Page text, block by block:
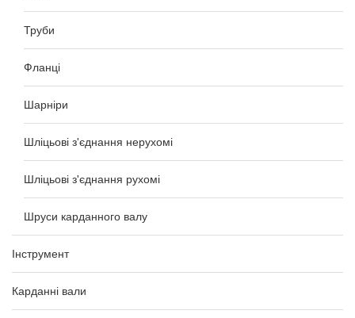
Труби
Фланці
Шарніри
Шліцьові з'єднання нерухомі
Шліцьові з'єднання рухомі
Шруси карданного валу
Інструмент
Карданні вали